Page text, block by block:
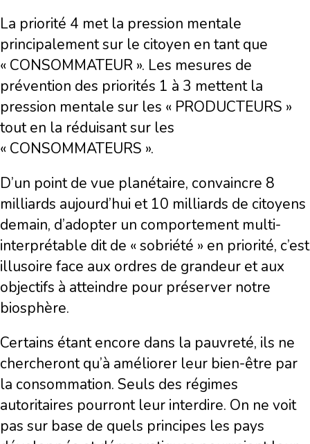
La priorité 4 met la pression mentale
principalement sur le citoyen en tant que
« CONSOMMATEUR ». Les mesures de
prévention des priorités 1 à 3 mettent la
pression mentale sur les « PRODUCTEURS »
tout en la réduisant sur les
« CONSOMMATEURS ».
D’un point de vue planétaire, convaincre 8
milliards aujourd’hui et 10 milliards de citoyens
demain, d’adopter un comportement multi-
interprétable dit de « sobriété » en priorité, c’est
illusoire face aux ordres de grandeur et aux
objectifs à atteindre pour préserver notre
biosphère.
Certains étant encore dans la pauvreté, ils ne
chercheront qu’à améliorer leur bien-être par
la consommation. Seuls des régimes
autoritaires pourront leur interdire. On ne voit
pas sur base de quels principes les pays